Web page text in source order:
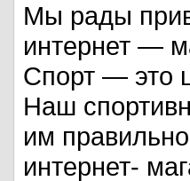
Мы рады
интернет —
Спорт — это
Наш
им
интернет-